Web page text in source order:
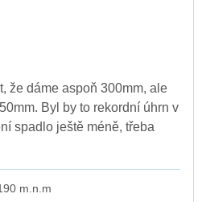
že dáme aspoň 300mm, ale
Byl by to rekordní úhrn v
spadlo ještě méně, třeba
m.n.m